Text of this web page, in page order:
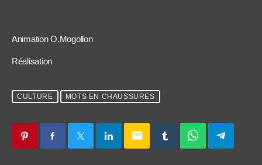
Animation O.Mogollon
Réalisation
CULTURE MOTS EN CHAUSSURES
email